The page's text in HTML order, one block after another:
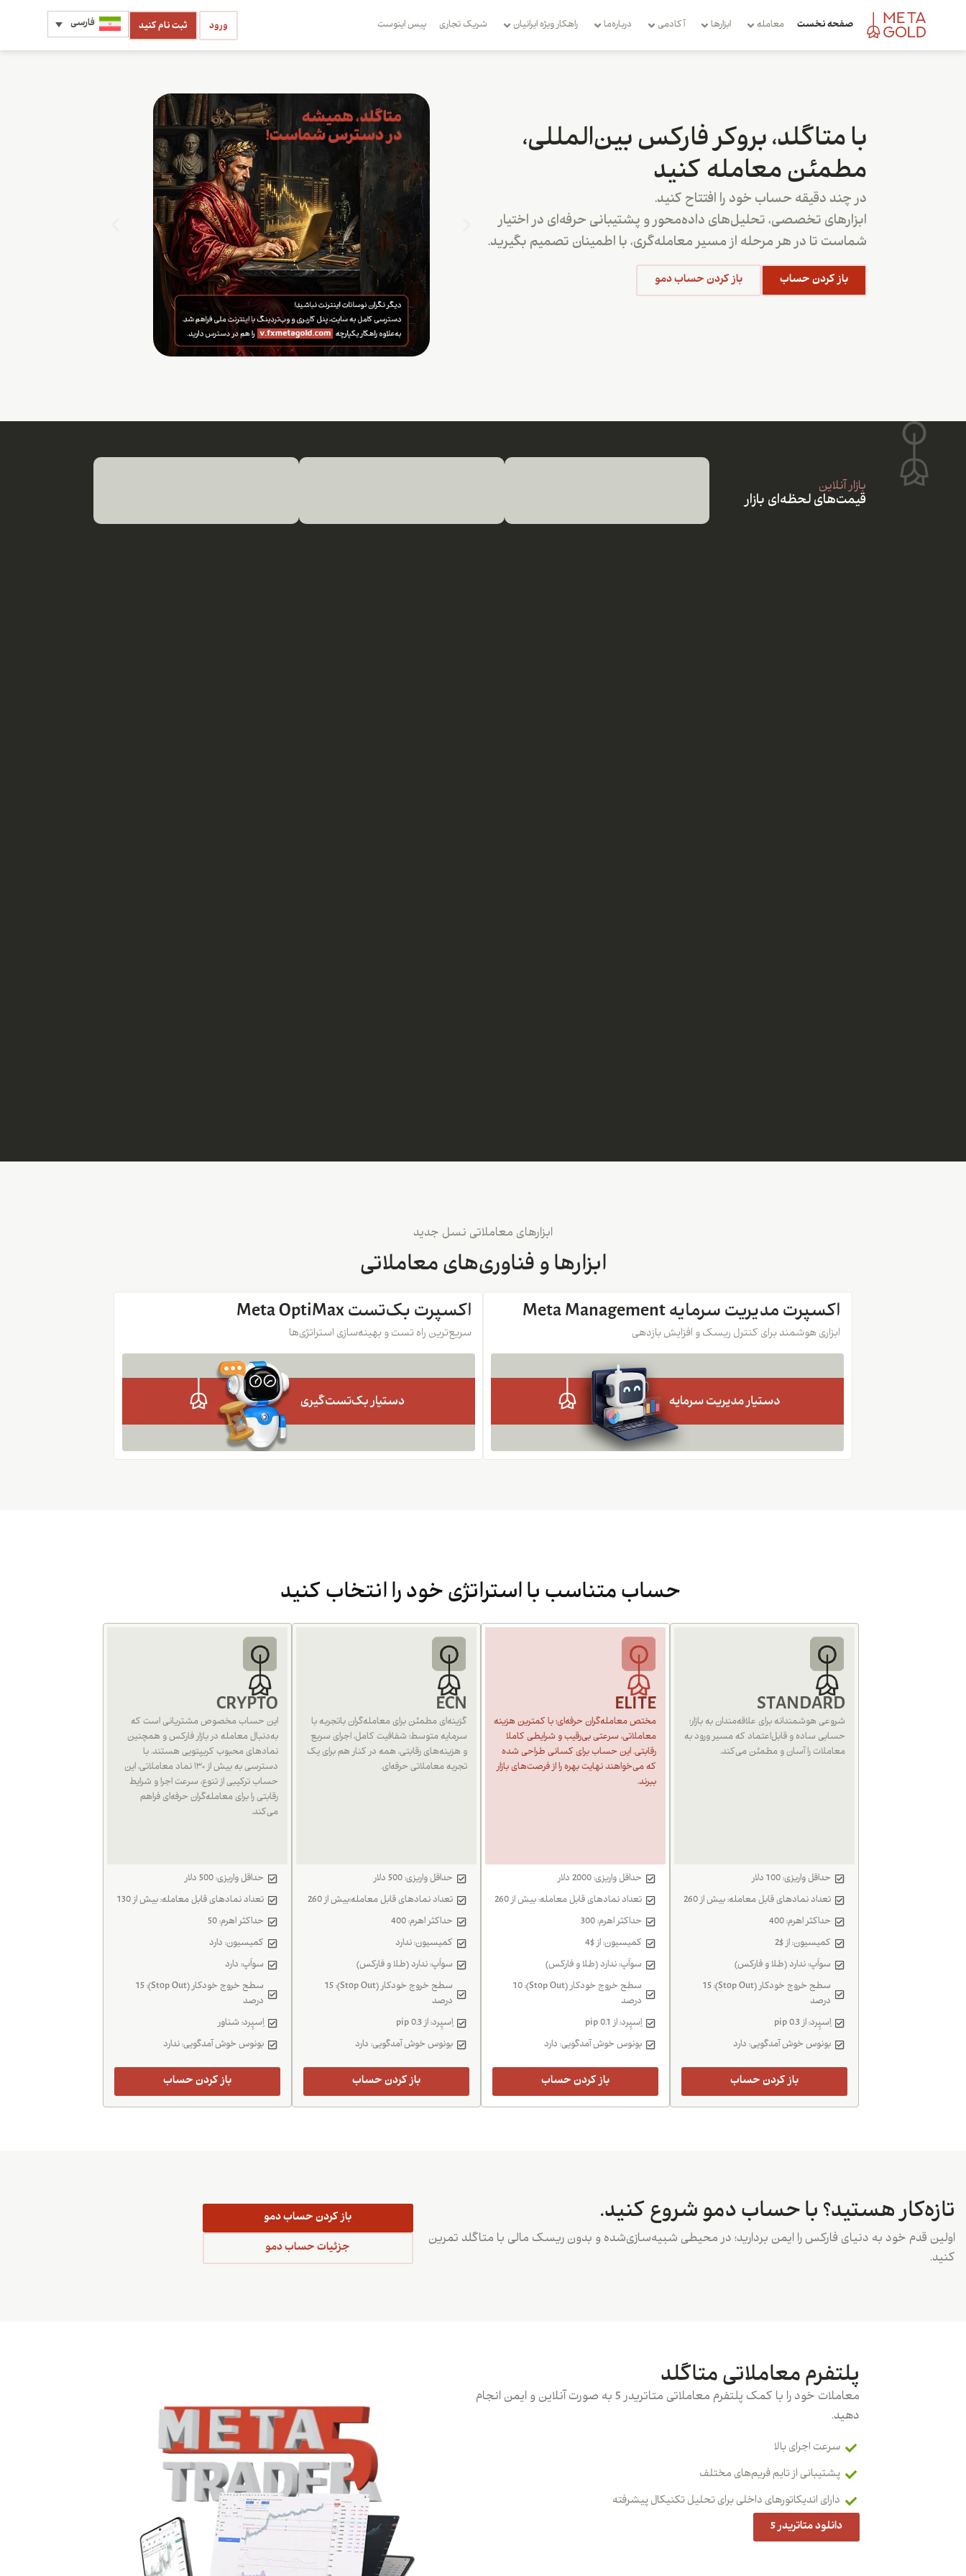
صفحه نخست معامله ابزارها آکادمی درباره‌ما راهکار ویژه ایرانیان شریک تجاری بِیس اینوست فارسی ثبت نام کنید ورود
با متاگلد، بروکر فارکس بین‌المللی،
مطمئن معامله کنید
در چند دقیقه حساب خود را افتتاح کنید.
ابزارهای تخصصی، تحلیل‌های داده‌محور و پشتیبانی حرفه‌ای در اختیار
شماست تا در هر مرحله از مسیر معامله‌گری، با اطمینان تصمیم بگیرید.
باز کردن حساب باز کردن حساب دمو
بازار آنلاین
قیمت‌های لحظه‌ای بازار
ابزارهای معاملاتی نسل جدید
ابزارها و فناوری‌های معاملاتی
اکسپرت مدیریت سرمایه Meta Management
ابزاری هوشمند برای کنترل ریسک و افزایش بازدهی
اکسپرت بک‌تست Meta OptiMax
سریع‌ترین راه تست و بهینه‌سازی استراتژی‌ها
حساب متناسب با استراتژی خود را انتخاب کنید
STANDARD
شروعی هوشمندانه برای علاقه‌مندان به بازار؛
حسابی ساده و قابل‌اعتماد که مسیر ورود به
معاملات را آسان و مطمئن می‌کند.
حداقل واریزی: 100 دلار
تعداد نمادهای قابل معامله: بیش از 260
حداکثر اهرم: 400
کمیسیون: از $2
سواَپ: ندارد (طلا و فارکس)
سطح خروج خودکار (Stop Out): 15
درصد
اِسپِرد: از 0.3 pip
بونوس خوش آمدگویی: دارد
باز کردن حساب
ELITE
مختص معامله‌گران حرفه‌ای؛ با کمترین هزینه
معاملاتی، سرعتی بی‌رقیب و شرایطی کاملا
رقابتی. این حساب برای کسانی طراحی شده
که می‌خواهند نهایت بهره را از فرصت‌های بازار
ببرند.
حداقل واریزی: 2000 دلار
تعداد نمادهای قابل معامله: بیش از 260
حداکثر اهرم: 300
کمیسیون: از $4
سواَپ: ندارد (طلا و فارکس)
سطح خروج خودکار (Stop Out): 10
درصد
اِسپِرد: از 0.1 pip
بونوس خوش آمدگویی: دارد
باز کردن حساب
ECN
گزینه‌ای مطمئن برای معامله‌گران باتجربه با
سرمایه متوسط؛ شفافیت کامل، اجرای سریع
و هزینه‌های رقابتی، همه در کنار هم برای یک
تجربه معاملاتی حرفه‌ای.
حداقل واریزی: 500 دلار
تعداد نمادهای قابل معامله:بیش از 260
حداکثر اهرم: 400
کمیسیون: ندارد
سواَپ: ندارد (طلا و فارکس)
سطح خروج خودکار (Stop Out): 15
درصد
اِسپِرد: از 0.3 pip
بونوس خوش آمدگویی: دارد
باز کردن حساب
CRYPTO
این حساب مخصوص مشتریانی است که
به‌دنبال معامله در بازار فارکس و همچنین
نمادهای محبوب کریپتویی هستند. با
دسترسی به بیش از ۱۳۰ نماد معاملاتی، این
حساب ترکیبی از تنوع، سرعت اجرا و شرایط
رقابتی را برای معامله‌گران حرفه‌ای فراهم
می‌کند.
حداقل واریزی: 500 دلار
تعداد نمادهای قابل معامله: بیش از 130
حداکثر اهرم: 50
کمیسیون: دارد
سواَپ: دارد
سطح خروج خودکار (Stop Out): 15
درصد
اِسپِرد: شناور
بونوس خوش آمدگویی: ندارد
باز کردن حساب
تازه‌کار هستید؟ با حساب دمو شروع کنید.
اولین قدم خود به دنیای فارکس را ایمن بردارید؛ در محیطی شبیه‌سازی‌شده و بدون ریسک مالی با متاگلد تمرین
کنید.
باز کردن حساب دمو
جزئیات حساب دمو
پلتفرم معاملاتی متاگلد
معاملات خود را با کمک پلتفرم معاملاتی متاتریدر 5 به صورت آنلاین و ایمن انجام
دهید.
سرعت اجرای بالا
پشتیبانی از تایم فریم‌های مختلف
دارای اندیکاتورهای داخلی برای تحلیل تکنیکال پیشرفته
دانلود متاتریدر 5